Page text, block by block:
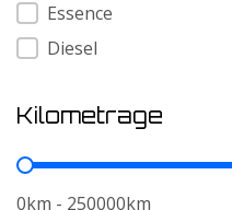
Carburant
Essence
Diesel
Kilometrage
Kilometrage
0km - 250000km